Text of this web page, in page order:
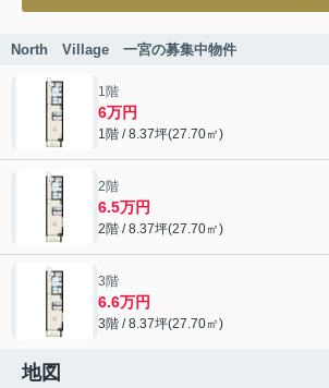
North Village 一宮の募集中物件
1階
6万円
1階 / 8.37坪(27.70㎡)
2階
6.5万円
2階 / 8.37坪(27.70㎡)
3階
6.6万円
3階 / 8.37坪(27.70㎡)
地図